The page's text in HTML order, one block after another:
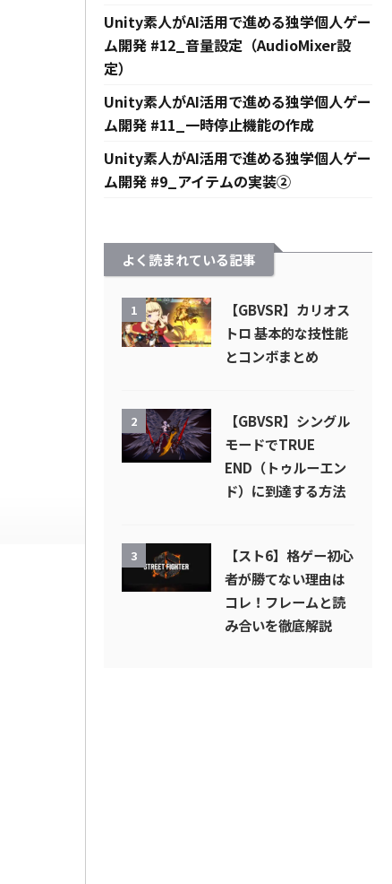
Unity素人がAI活用で進める独学個人ゲー
ム開発 #12_音量設定（AudioMixer設
定）
Unity素人がAI活用で進める独学個人ゲー
ム開発 #11_一時停止機能の作成
Unity素人がAI活用で進める独学個人ゲー
ム開発 #9_アイテムの実装②
よく読まれている記事
1
【GBVSR】カリオス
トロ 基本的な技性能
とコンボまとめ
2
【GBVSR】シングル
モードでTRUE
END（トゥルーエン
ド）に到達する方法
3
【スト6】格ゲー初心
者が勝てない理由は
コレ！フレームと読
み合いを徹底解説